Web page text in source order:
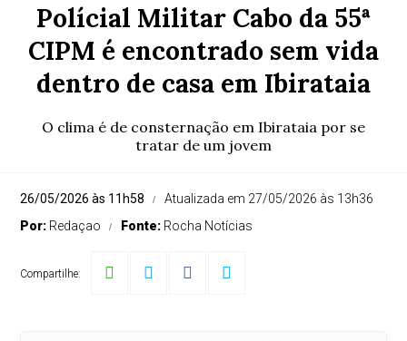
Polícial Militar Cabo da 55ª
CIPM é encontrado sem vida
dentro de casa em Ibirataia
O clima é de consternação em Ibirataia por se
tratar de um jovem
26/05/2026 às 11h58
Atualizada em 27/05/2026 às 13h36
Por: Redaçao Fonte: Rocha Notícias
Compartilhe: